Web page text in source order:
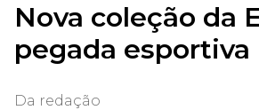
Nova coleção da
pegada esportiva
Da redação